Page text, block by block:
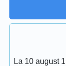
La 10 august